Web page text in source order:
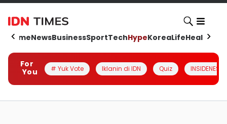
HomeNewsBusinessSportTechHypeKoreaLifeHealth
For
You
# Yuk Vote Iklanin di IDN Quiz INSIDENESIA